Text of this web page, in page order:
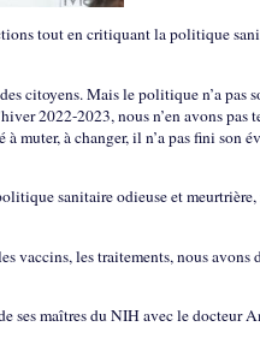
tout en critiquant la politique
citoyens. Mais le politique n’a pas
2022-2023, nous n’en avons pas
à changer, il n’a pas fini son
sanitaire odieuse et
vaccins, les traitements, nous avons
ses maîtres du NIH avec le docteur